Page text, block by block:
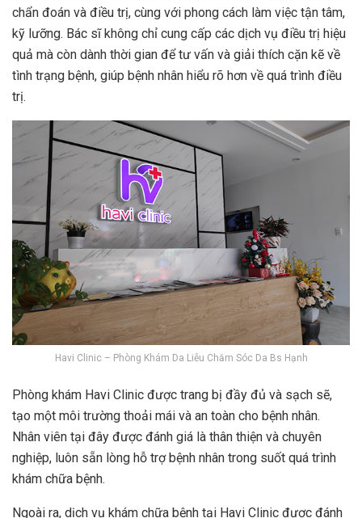
chẩn đoán và điều trị, cùng với phong cách làm việc tận tâm,
kỹ lưỡng. Bác sĩ không chỉ cung cấp các dịch vụ điều trị hiệu
quả mà còn dành thời gian để tư vấn và giải thích cặn kẽ về
tình trạng bệnh, giúp bệnh nhân hiểu rõ hơn về quá trình điều
trị.
Havi Clinic – Phòng Khám Da Liễu Chăm Sóc Da Bs Hạnh
Phòng khám Havi Clinic được trang bị đầy đủ và sạch sẽ,
tạo một môi trường thoải mái và an toàn cho bệnh nhân.
Nhân viên tại đây được đánh giá là thân thiện và chuyên
nghiệp, luôn sẵn lòng hỗ trợ bệnh nhân trong suốt quá trình
khám chữa bệnh.
Ngoài ra, dịch vụ khám chữa bệnh tại Havi Clinic được đánh